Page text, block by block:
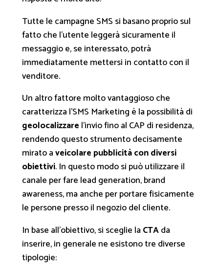
Tutte le campagne SMS si basano proprio sul
fatto che l’utente leggerà sicuramente il
messaggio e, se interessato, potrà
immediatamente mettersi in contatto con il
venditore.
Un altro fattore molto vantaggioso che
caratterizza l’SMS Marketing è la possibilità di
geolocalizzare l’invio fino al CAP di residenza,
rendendo questo strumento decisamente
mirato aveicolare pubblicità con diversi
obiettivi. In questo modo si può utilizzare il
canale per fare lead generation, brand
awareness, ma anche per portare fisicamente
le persone presso il negozio del cliente.
In base all’obiettivo, si sceglie la CTAda
inserire, in generale ne esistono tre diverse
tipologie: